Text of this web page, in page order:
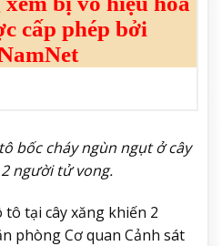
bốc cháy ngùn ngụt ở cây
người tử vong.
tô tại cây xăng khiến 2
phòng Cơ quan Cảnh sát